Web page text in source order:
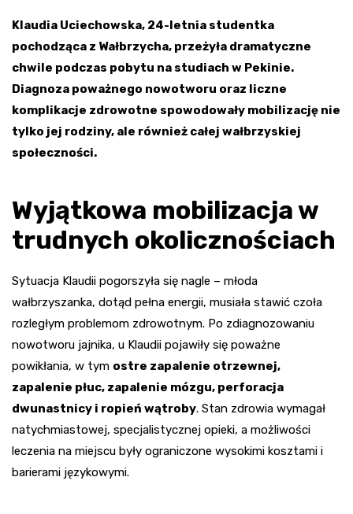
Klaudia Uciechowska, 24-letnia studentka
pochodząca z Wałbrzycha, przeżyła dramatyczne
chwile podczas pobytu na studiach w Pekinie.
Diagnoza poważnego nowotworu oraz liczne
komplikacje zdrowotne spowodowały mobilizację nie
tylko jej rodziny, ale również całej wałbrzyskiej
społeczności.
Wyjątkowa mobilizacja w
trudnych okolicznościach
Sytuacja Klaudii pogorszyła się nagle – młoda
wałbrzyszanka, dotąd pełna energii, musiała stawić czoła
rozległym problemom zdrowotnym. Po zdiagnozowaniu
nowotworu jajnika, u Klaudii pojawiły się poważne
powikłania, w tym ostre zapalenie otrzewnej,
zapalenie płuc, zapalenie mózgu, perforacja
dwunastnicy i ropień wątroby. Stan zdrowia wymagał
natychmiastowej, specjalistycznej opieki, a możliwości
leczenia na miejscu były ograniczone wysokimi kosztami i
barierami językowymi.